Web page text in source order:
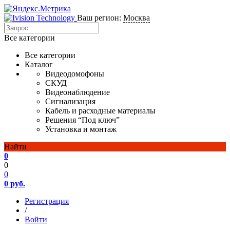
Ваш регион: Москва
Все категории
Все категории
Каталог
Видеодомофоны
СКУД
Видеонаблюдение
Сигнализация
Кабель и расходные материалы
Решения “Под ключ”
Установка и монтаж
Найти
0
0
0
0 руб.
Регистрация
/
Войти